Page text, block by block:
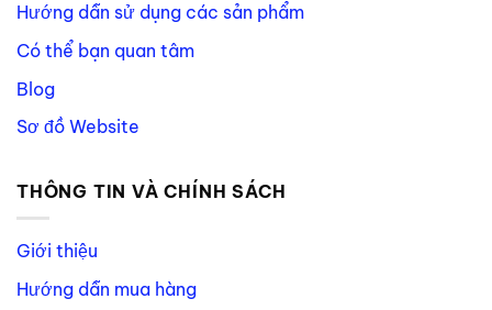
Hướng dẫn sử dụng các sản phẩm
Có thể bạn quan tâm
Blog
Sơ đồ Website
THÔNG TIN VÀ CHÍNH SÁCH
Giới thiệu
Hướng dẫn mua hàng